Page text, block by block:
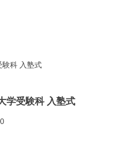
ステージビュー
験科 入塾式
学受験科 入塾式